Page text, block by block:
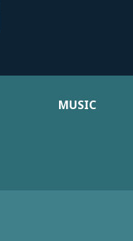
MUSIC